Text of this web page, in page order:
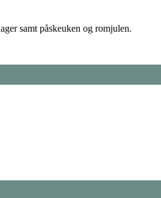
samt påskeuken og romjulen.